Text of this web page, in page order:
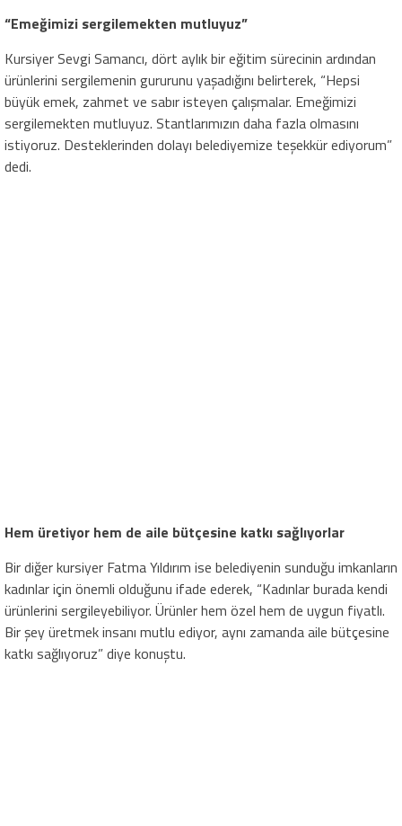
“Emeğimizi sergilemekten mutluyuz”
Kursiyer Sevgi Samancı, dört aylık bir eğitim sürecinin ardından
ürünlerini sergilemenin gururunu yaşadığını belirterek, “Hepsi
büyük emek, zahmet ve sabır isteyen çalışmalar. Emeğimizi
sergilemekten mutluyuz. Stantlarımızın daha fazla olmasını
istiyoruz. Desteklerinden dolayı belediyemize teşekkür ediyorum”
dedi.
Hem üretiyor hem de aile bütçesine katkı sağlıyorlar
Bir diğer kursiyer Fatma Yıldırım ise belediyenin sunduğu imkanların
kadınlar için önemli olduğunu ifade ederek, “Kadınlar burada kendi
ürünlerini sergileyebiliyor. Ürünler hem özel hem de uygun fiyatlı.
Bir şey üretmek insanı mutlu ediyor, aynı zamanda aile bütçesine
katkı sağlıyoruz” diye konuştu.